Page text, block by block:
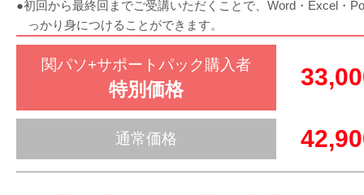
●初回から最終回までご受講いただくことで、Word・Excel・
っかり身につけることができます。
関パソ+サポートパック購入者
特別価格
通常価格